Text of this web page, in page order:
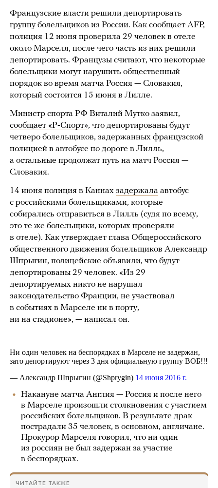
Французские власти решили депортировать
группу болельщиков из России. Как сообщает AFP,
полиция 12 июня проверила 29 человек в отеле
около Марселя, после чего часть из них решили
депортировать. Французы считают, что некоторые
болельщики могут нарушить общественный
порядок во время матча Россия — Словакия,
который состоится 15 июня в Лилле.
Министр спорта РФ Виталий Мутко заявил,
сообщает «Р-Спорт», что депортированы будут
четверо болельщиков, задержанных французской
полицией в автобусе по дороге в Лилль,
а остальные продолжат путь на матч Россия —
Словакия.
14 июня полиция в Каннах задержала автобус
с российскими болельщиками, которые
собирались отправиться в Лилль (судя по всему,
это те же болельщики, которых проверяли
в отеле). Как утверждает глава Общероссийского
общественного движения болельщиков Александр
Шпрыгин, полицейские объявили, что будут
депортированы 29 человек. «Из 29
депортируемых никто не нарушал
законодательство Франции, не участвовал
в событиях в Марселе ни в порту,
ни на стадионе», — написал он.
Накануне матча Англия — Россия и после него
в Марселе произошли столкновения с участием
российских болельщиков. В результате драк
пострадали 35 человек, в основном, англичане.
Прокурор Марселя говорил, что ни один
из россиян не был задержан за участие
в беспорядках.
ЧИТАЙТЕ ТАКЖЕ